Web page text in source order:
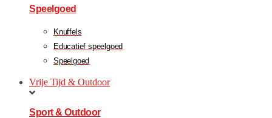
Speelgoed
Knuffels
Educatief speelgoed
Speelgoed
Vrije Tijd & Outdoor
Sport & Outdoor